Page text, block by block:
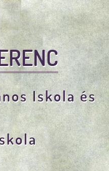
Iskola és